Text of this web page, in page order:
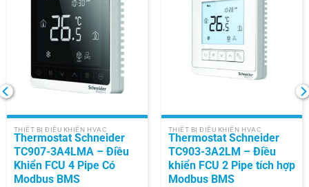
THIẾT BỊ ĐIỀU KHIỂN HVAC
Thermostat Schneider
TC907-3A4LMA – Điều
Khiển FCU 4 Pipe Có
Modbus BMS
THIẾT BỊ ĐIỀU KHIỂN HVAC
Thermostat Schneider
TC903-3A2LM – Điều
khiển FCU 2 Pipe tích hợp
Modbus BMS